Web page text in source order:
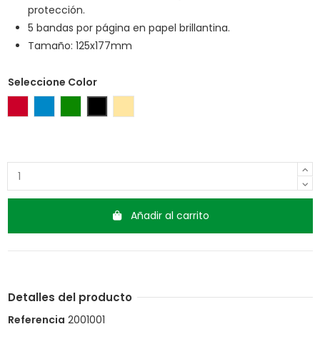
protección.
5 bandas por página en papel brillantina.
Tamaño: 125x177mm
Seleccione Color
Añadir al carrito
Detalles del producto
Referencia 2001001